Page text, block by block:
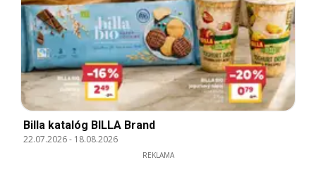
Billa katalóg BILLA Brand
22.07.2026- 18.08.2026
REKLAMA